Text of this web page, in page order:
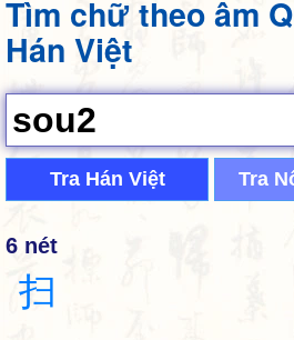
Tìm chữ theo âm
Hán Việt
Tra Hán Việt Tra
6 nét
扫